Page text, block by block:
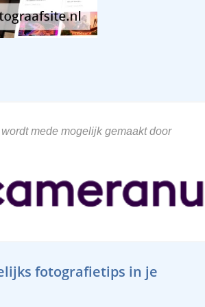
mede mogelijk gemaakt door
fotografietips in je